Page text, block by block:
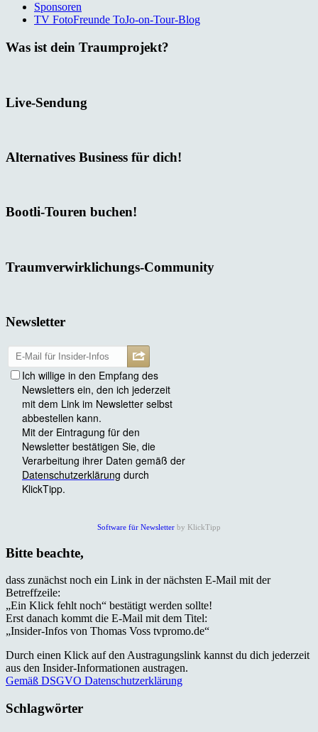
Sponsoren
TV FotoFreunde ToJo-on-Tour-Blog
Was ist dein Traumprojekt?
Live-Sendung
Alternatives Business für dich!
Bootli-Touren buchen!
Traumverwirklichungs-Community
Newsletter
Software für Newsletter by KlickTipp
Bitte beachte,
dass zunächst noch ein Link in der nächsten E-Mail mit der
Betreffzeile:
„Ein Klick fehlt noch“ bestätigt werden sollte!
Erst danach kommt die E-Mail mit dem Titel:
„Insider-Infos von Thomas Voss tvpromo.de“
Durch einen Klick auf den Austragungslink kannst du dich jederzeit
aus den Insider-Informationen austragen.
Gemäß DSGVO Datenschutzerklärung
Schlagwörter